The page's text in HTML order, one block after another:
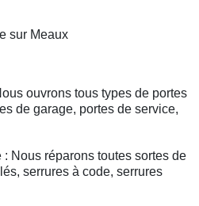
sur Meaux
ouvrons tous types de portes
de garage, portes de service,
: Nous réparons toutes sortes de
serrures à code, serrures